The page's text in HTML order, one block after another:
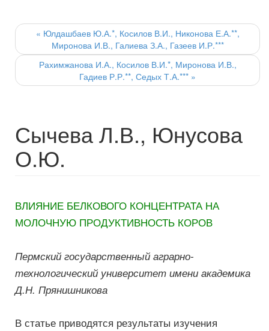
Post
navigation
« Юлдашбаев Ю.А.*, Косилов В.И., Никонова Е.А.**,
Миронова И.В., Галиева З.А., Газеев И.Р.***
Рахимжанова И.А., Косилов В.И.*, Миронова И.В.,
Гадиев Р.Р.**, Седых Т.А.*** »
Сычева Л.В., Юнусова
О.Ю.
ВЛИЯНИЕ БЕЛКОВОГО КОНЦЕНТРАТА НА
МОЛОЧНУЮ ПРОДУКТИВНОСТЬ КОРОВ
Пермский государственный аграрно-
технологический университет имени академика
Д.Н. Прянишникова
В статье приводятся результаты изучения